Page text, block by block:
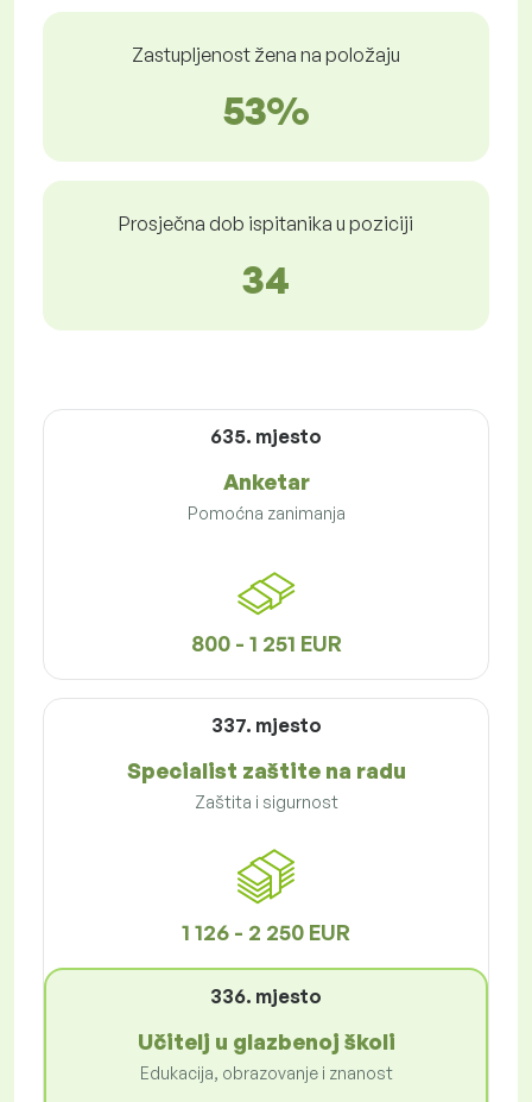
Zastupljenost žena na položaju
53%
Prosječna dob ispitanika u poziciji
34
635. mjesto
Anketar
Pomoćna zanimanja
800 - 1 251 EUR
337. mjesto
Specialist zaštite na radu
Zaštita i sigurnost
1 126 - 2 250 EUR
336. mjesto
Učitelj u glazbenoj školi
Edukacija, obrazovanje i znanost